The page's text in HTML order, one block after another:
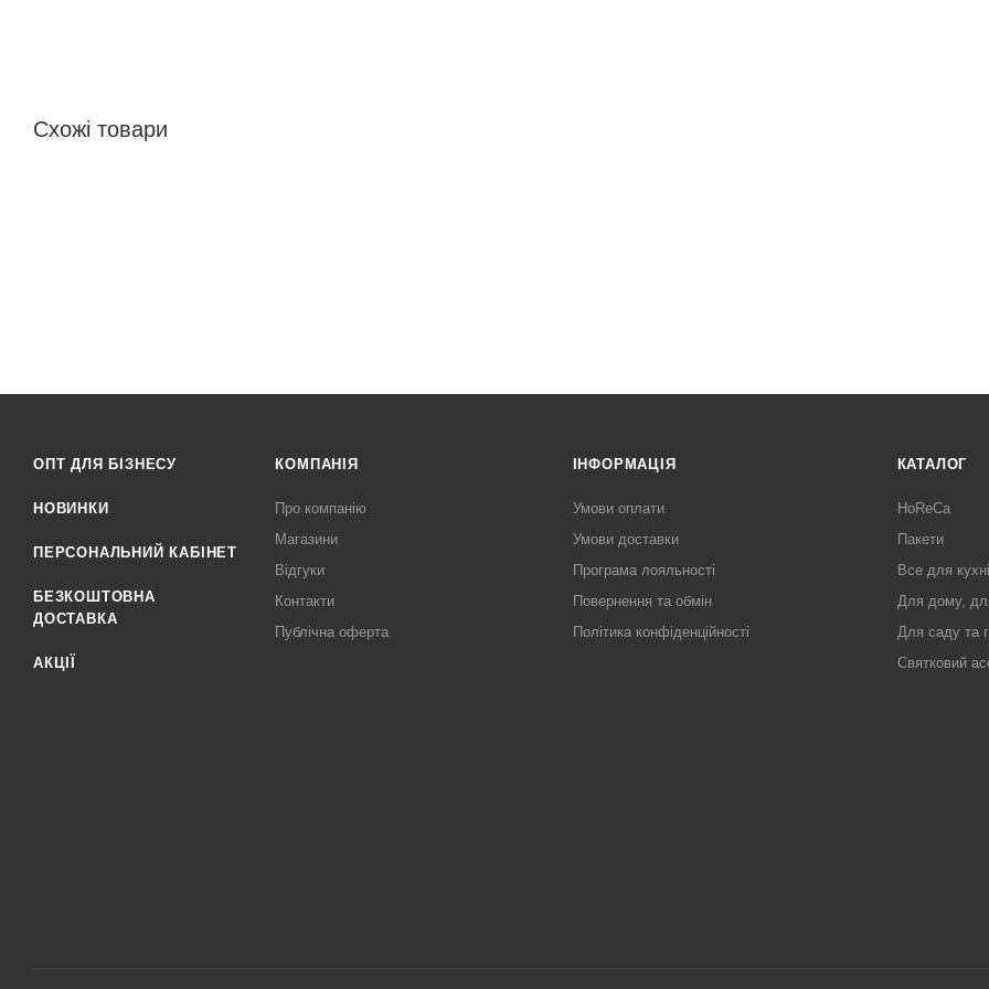
Схожі товари
ОПТ ДЛЯ БІЗНЕСУ
НОВИНКИ
ПЕРСОНАЛЬНИЙ КАБІНЕТ
БЕЗКОШТОВНА
ДОСТАВКА
АКЦІЇ
КОМПАНІЯ
Про компанію
Магазини
Відгуки
Контакти
Публічна оферта
ІНФОРМАЦІЯ
Умови оплати
Умови доставки
Програма лояльності
Повернення та обмін
Політика конфіденційності
КАТАЛОГ
HoReCa
Пакети
Все для кухні
Для дому,
Для саду та
Святковий